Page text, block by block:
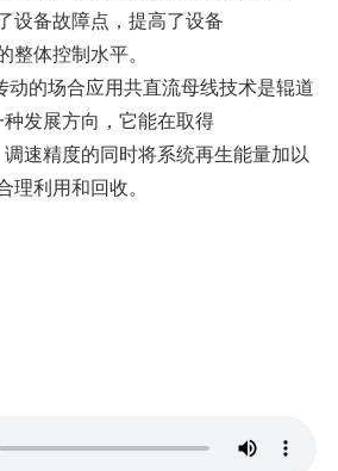
设备故障点，提高了设备
整体控制水平。
动的场合应用共直流母线技术是辊道
种发展方向，它能在取得
速精度的同时将系统再生能量加以
理利用和回收。